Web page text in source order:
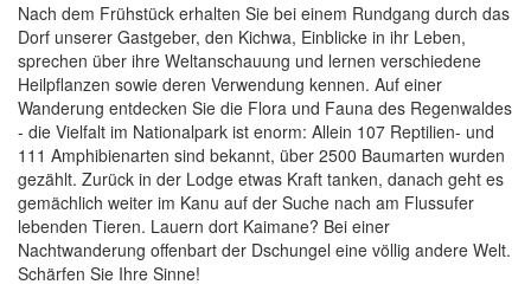
Nach dem Frühstück erhalten Sie bei einem Rundgang durch das
Dorf unserer Gastgeber, den Kichwa, Einblicke in ihr Leben,
sprechen über ihre Weltanschauung und lernen verschiedene
Heilpflanzen sowie deren Verwendung kennen. Auf einer
Wanderung entdecken Sie die Flora und Fauna des Regenwaldes
- die Vielfalt im Nationalpark ist enorm: Allein 107 Reptilien- und
111 Amphibienarten sind bekannt, über 2500 Baumarten wurden
gezählt. Zurück in der Lodge etwas Kraft tanken, danach geht es
gemächlich weiter im Kanu auf der Suche nach am Flussufer
lebenden Tieren. Lauern dort Kaimane? Bei einer
Nachtwanderung offenbart der Dschungel eine völlig andere Welt.
Schärfen Sie Ihre Sinne!